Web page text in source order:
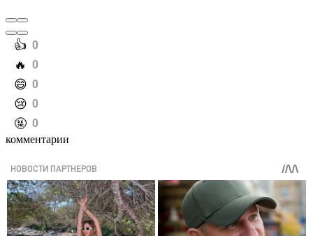
️👍 0
️🔥 0
️😄 0
️😢 0
️🤬 0
комментарии